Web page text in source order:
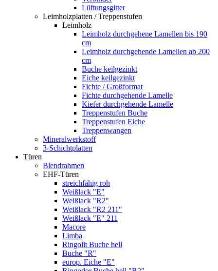
Lüftungsgitter
Leimholzplatten / Treppenstufen
Leimholz
Leimholz durchgehene Lamellen bis 190
cm
Leimholz durchgehende Lamellen ab 200
cm
Buche keilgezinkt
Eiche keilgezinkt
Fichte / Großformat
Fichte durchgehende Lamelle
Kiefer durchgehende Lamelle
Treppenstufen Buche
Treppenstufen Eiche
Treppenwangen
Mineralwerkstoff
3-Schichtplatten
Türen
Blendrahmen
EHF-Türen
streichfähig roh
Weißlack "E"
Weißlack "R2"
Weißlack "R2 211"
Weißlack "E" 211
Macore
Limba
Ringolit Buche hell
Buche "R"
europ. Eiche "E"